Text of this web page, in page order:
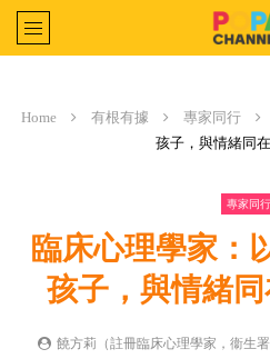
Home 有根有據 專家同行
孩子，與情緒同
專家同行
臨床心理學家：
孩子，與情緒
饒方莉（註冊臨床心理學家，衞生